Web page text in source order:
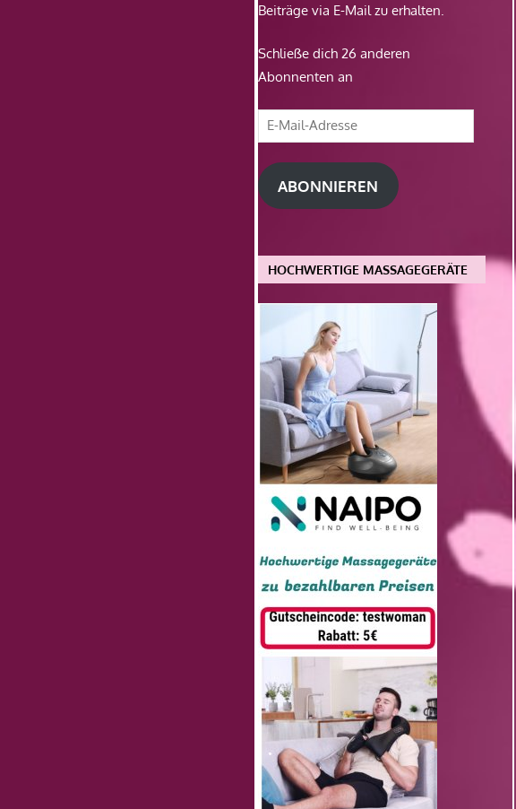
Beiträge via E-Mail zu erhalten.
Schließe dich 26 anderen
Abonnenten an
E-
Mail-
Adresse
ABONNIEREN
HOCHWERTIGE MASSAGEGERÄTE